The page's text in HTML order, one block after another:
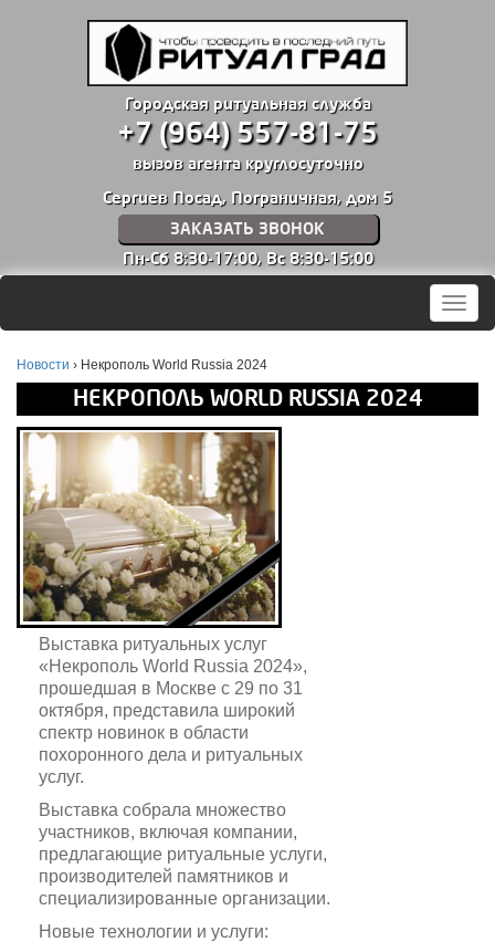
Городская ритуальная служба
+7 (964) 557-81-75
вызов агента круглосуточно
Сергиев Посад, Пограничная, дом 5
ЗАКАЗАТЬ ЗВОНОК
Пн-Сб 8:30-17:00, Вс 8:30-15:00
Меню
Новости › Некрополь World Russia 2024
НЕКРОПОЛЬ WORLD RUSSIA 2024
Выставка ритуальных услуг
«Некрополь World Russia 2024»,
прошедшая в Москве с 29 по 31
октября, представила широкий
спектр новинок в области
похоронного дела и ритуальных
услуг.
Выставка собрала множество
участников, включая компании,
предлагающие ритуальные услуги,
производителей памятников и
специализированные организации.
Новые технологии и услуги: